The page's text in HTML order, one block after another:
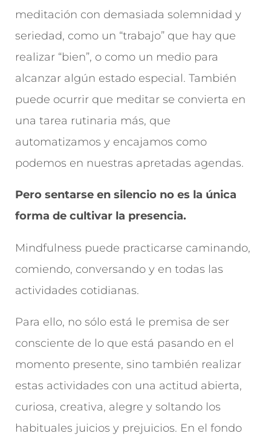
meditación con demasiada solemnidad y
seriedad, como un “trabajo” que hay que
realizar “bien”, o como un medio para
alcanzar algún estado especial. También
puede ocurrir que meditar se convierta en
una tarea rutinaria más, que
automatizamos y encajamos como
podemos en nuestras apretadas agendas.
Pero sentarse en silencio no es la única
forma de cultivar la presencia.
Mindfulness puede practicarse caminando,
comiendo, conversando y en todas las
actividades cotidianas.
Para ello, no sólo está le premisa de ser
consciente de lo que está pasando en el
momento presente, sino también realizar
estas actividades con una actitud abierta,
curiosa, creativa, alegre y soltando los
habituales juicios y prejuicios. En el fondo